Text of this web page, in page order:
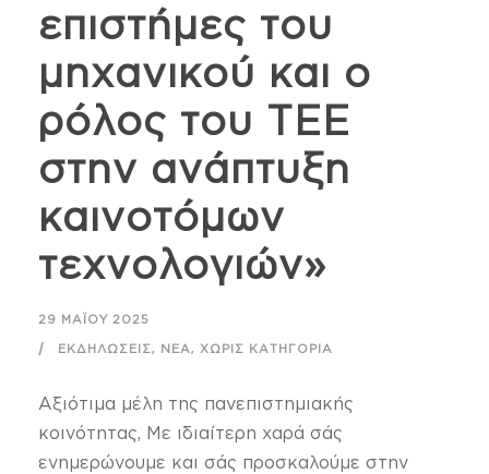
επιστήμες του
μηχανικού και ο
ρόλος του ΤΕΕ
στην ανάπτυξη
καινοτόμων
τεχνολογιών»
29 ΜΑΪ́ΟΥ 2025
ΕΚΔΗΛΏΣΕΙΣ, ΝΈΑ, ΧΩΡΊΣ ΚΑΤΗΓΟΡΊΑ
Αξιότιμα μέλη της πανεπιστημιακής
κοινότητας, Με ιδιαίτερη χαρά σάς
ενημερώνουμε και σάς προσκαλούμε στην